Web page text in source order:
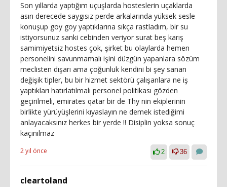
Son yıllarda yaptığım uçuşlarda hosteslerin uçaklarda
asırı derecede saygısız perde arkalarında yüksek sesle
konuşup goy goy yaptıklarına sıkça rastladım, bir su
istiyorsunuz sanki cebinden veriyor surat beş karış
samimiyetsiz hostes çok, şirket bu olaylarda hemen
personelini savunmamalı işini düzgün yapanlara sözüm
meclisten dışarı ama çoğunluk kendini bi şey sanan
değişik tipler, bu bir hizmet sektörü çalışanlara ne iş
yaptıkları hatırlatılmalı personel politikası gözden
geçirilmeli, emirates qatar bir de Thy nin ekiplerinin
birlikte yürüyüşlerini kıyaslayın ne demek istediğimi
anlayacaksınız herkes bir yerde !! Disiplin yoksa sonuç
kaçınılmaz
2 yıl önce 2 36
cleartoland